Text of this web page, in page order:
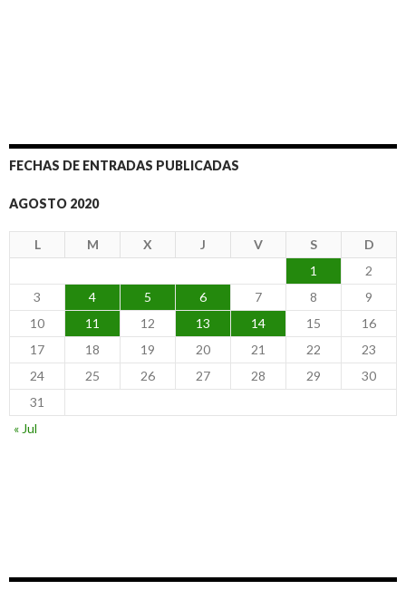
FECHAS DE ENTRADAS PUBLICADAS
AGOSTO 2020
L M X J V S
D
1
2
3
4 5 6 7 8
9
10
11 12 13 14 15
16
17
18 19 20 21 22
23
24
25 26 27 28 29
30
31
« Jul